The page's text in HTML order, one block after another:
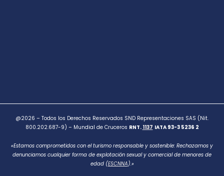
@2026 – Todos los Derechos Reservados SND Representaciones SAS (Nit.
800.202.687-9) – Mundial de Cruceros RNT. 1137 IATA 93-3 5236 2
«Estamos comprometidos con el turismo responsable y sostenible: Rechazamos y
denunciamos cualquier forma de explotación sexual y comercial de menores de
edad (ESCNNA).»